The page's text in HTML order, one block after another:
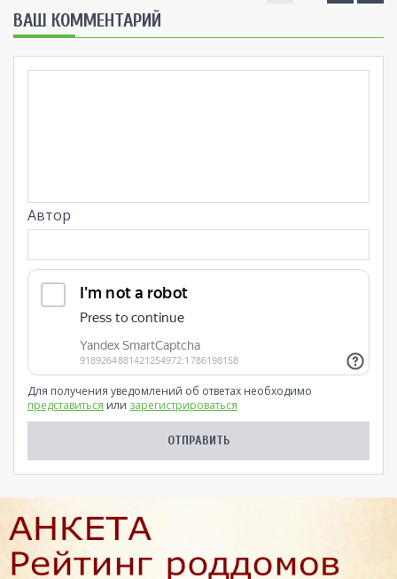
ВАШ КОММЕНТАРИЙ
Автор
Для получения уведомлений об ответах необходимо
представиться или зарегистрироваться